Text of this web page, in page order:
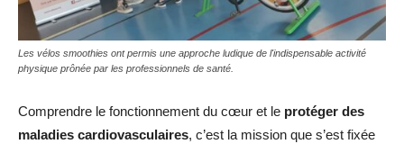
Les vélos smoothies ont permis une approche ludique de l'indispensable activité
physique prônée par les professionnels de santé.
Comprendre le fonctionnement du cœur et le protéger des
maladies cardiovasculaires, c’est la mission que s’est fixée